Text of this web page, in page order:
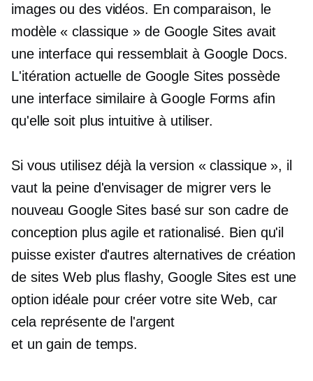
images ou des vidéos. En comparaison, le
modèle « classique » de Google Sites avait
une interface qui ressemblait à Google Docs.
L'itération actuelle de Google Sites possède
une interface similaire à Google Forms afin
qu'elle soit plus intuitive à utiliser.
Si vous utilisez déjà la version « classique », il
vaut la peine d'envisager de migrer vers le
nouveau Google Sites basé sur son cadre de
conception plus agile et rationalisé. Bien qu'il
puisse exister d'autres alternatives de création
de sites Web plus flashy, Google Sites est une
option idéale pour créer votre site Web, car
cela représente de l'argent
et un gain de temps.